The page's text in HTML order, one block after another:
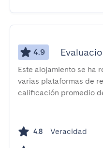
4.9
Este alojamiento se ha
varias plataformas de
calificación promedio
4.8 Veracidad